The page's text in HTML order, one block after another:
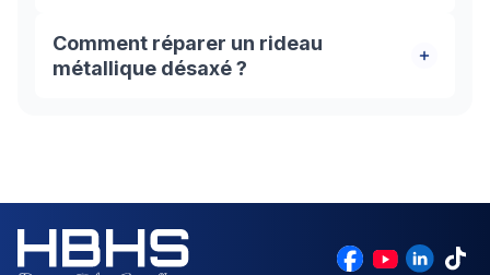
Pour maintenir le bon fonctionnement de votre
grille métallique, utilisez un lubrifiant adapté aux
pièces mobiles en métal. Appliquez-le
Comment réparer un rideau
métallique désaxé ?
et réaligner soigneusement le tablier sur son axe.
Cette procédure garantit un fonctionnement fluide